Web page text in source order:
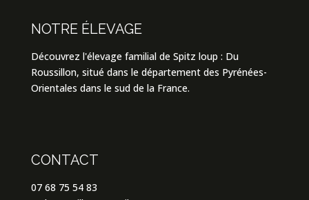
NOTRE ÉLEVAGE
Découvrez l'élevage familial de Spitz loup : Du
Roussillon, situé dans le département des Pyrénées-
Orientales dans le sud de la France.
CONTACT
07 68 75 54 83